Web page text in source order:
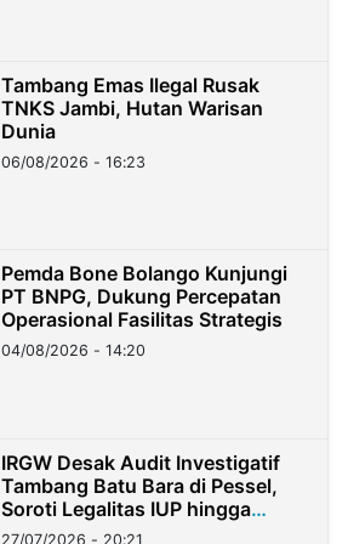
Tambang Emas Ilegal Rusak
TNKS Jambi, Hutan Warisan
Dunia
06/08/2026 - 16:23
Pemda Bone Bolango Kunjungi
PT BNPG, Dukung Percepatan
Operasional Fasilitas Strategis
04/08/2026 - 14:20
IRGW Desak Audit Investigatif
Tambang Batu Bara di Pessel,
Soroti Legalitas IUP hingga
Stockpile
27/07/2026 - 20:21